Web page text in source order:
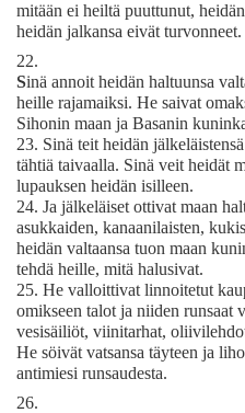
mitään ei heiltä puuttunut,
heidän jalkansa eivät turvonneet.
22.
Sinä annoit heidän haltuunsa
heille rajamaiksi. He saivat
Sihonin maan ja Basanin
23. Sinä teit heidän
tähtiä taivaalla. Sinä veit heidät
lupauksen heidän isilleen.
24. Ja jälkeläiset ottivat maan
asukkaiden, kanaanilaisten,
heidän valtaansa tuon maan
tehdä heille, mitä halusivat.
25. He valloittivat linnoitetut
omikseen talot ja niiden runsaat
vesisäiliöt, viinitarhat,
He söivät vatsansa täyteen ja
antimiesi runsaudesta.
26.